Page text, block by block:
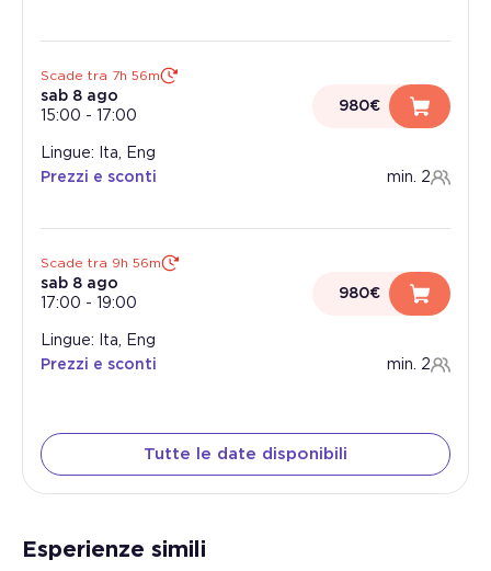
Scade tra 7h 56m
sab 8 ago
15:00 - 17:00
980€
Lingue: Ita, Eng
Prezzi e sconti
min. 2
Scade tra 9h 56m
sab 8 ago
17:00 - 19:00
980€
Lingue: Ita, Eng
Prezzi e sconti
min. 2
Tutte le date disponibili
Esperienze simili